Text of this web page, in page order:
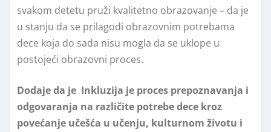
svakom detetu pruži kvalitetno obrazovanje – da je
u stanju da se prilagodi obrazovnim potrebama
dece koja do sada nisu mogla da se uklope u
postojeći obrazovni proces.
Dodaje da je Inkluzija je proces prepoznavanja i
odgovaranja na različite potrebe dece kroz
povećanje učešća u učenju, kulturnom životu i